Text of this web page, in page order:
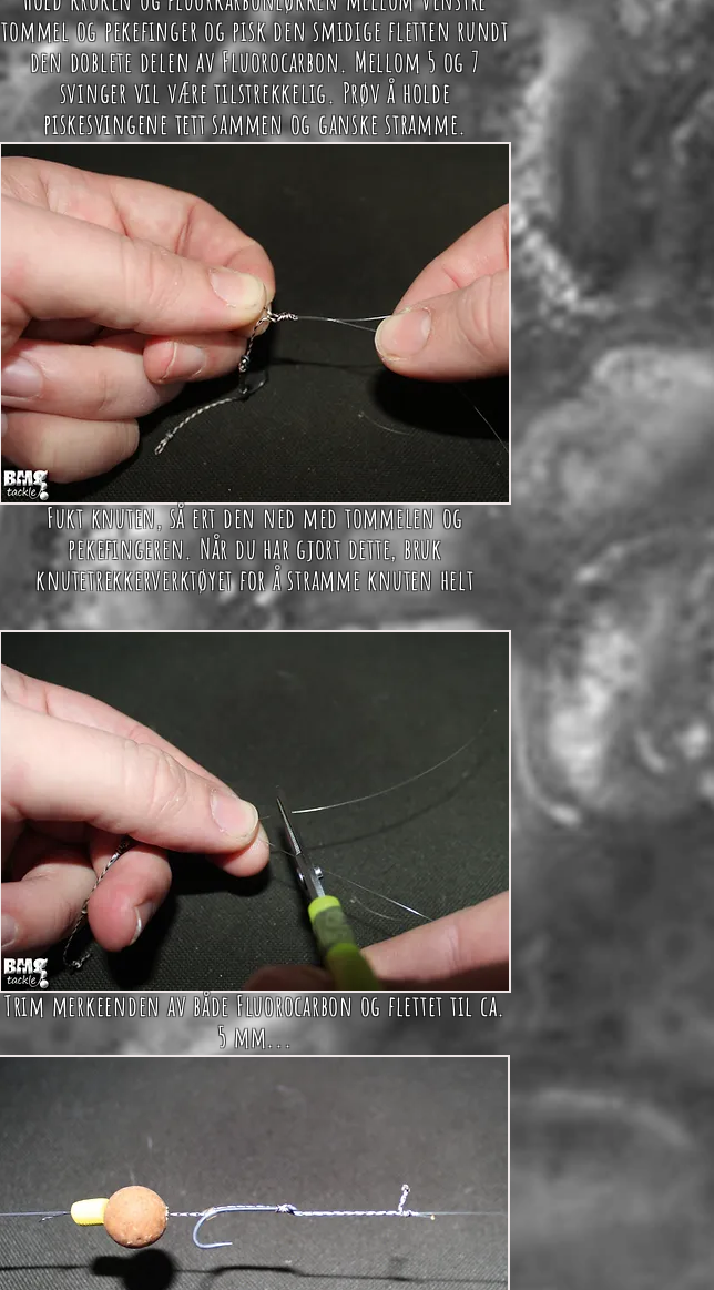
tommel og pekefinger og pisk den smidige fletten rundt
den doblete delen av Fluorocarbon. Mellom 5 og 7
svinger vil være tilstrekkelig. Prøv å holde
piskesvingene tett sammen og ganske stramme.
Fukt knuten, så ert den ned med tommelen og
pekefingeren. Når du har gjort dette, bruk
knutetrekkerverktøyet for å stramme knuten helt
Trim merkeenden av både Fluorocarbon og flettet til ca.
5 mm...